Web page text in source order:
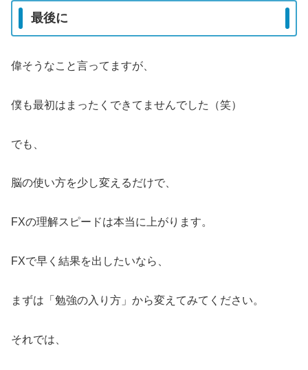
最後に
偉そうなこと言ってますが、
僕も最初はまったくできてませんでした（笑）
でも、
脳の使い方を少し変えるだけで、
FXの理解スピードは本当に上がります。
FXで早く結果を出したいなら、
まずは「勉強の入り方」から変えてみてください。
それでは、